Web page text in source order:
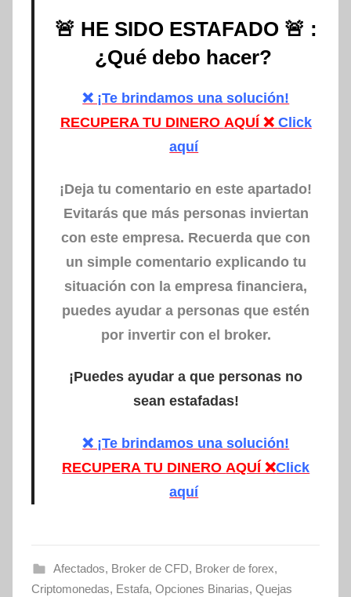
🚨 HE SIDO ESTAFADO 🚨 :
¿Qué debo hacer?
❌ ¡Te brindamos una solución!
RECUPERA TU DINERO AQUÍ ❌ Click
aquí
¡Deja tu comentario en este apartado!
Evitarás que más personas inviertan
con este empresa. Recuerda que con
un simple comentario explicando tu
situación con la empresa financiera,
puedes ayudar a personas que estén
por invertir con el broker.
¡Puedes ayudar a que personas no
sean estafadas!
❌ ¡Te brindamos una solución!
RECUPERA TU DINERO AQUÍ ❌Click
aquí
Afectados, Broker de CFD, Broker de forex,
Criptomonedas, Estafa, Opciones Binarias, Quejas